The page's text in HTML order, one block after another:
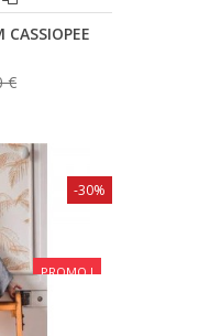
€
PROMO !
-30%